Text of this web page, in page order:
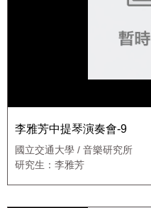
李雅芳中提琴演奏會-9
國立交通大學 / 音樂研究所
研究生：李雅芳